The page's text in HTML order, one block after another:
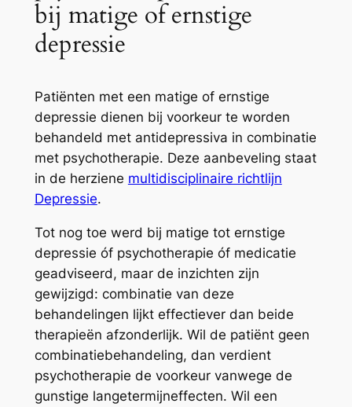
bij matige of ernstige
depressie
Patiënten met een matige of ernstige
depressie dienen bij voorkeur te worden
behandeld met antidepressiva in combinatie
met psychotherapie. Deze aanbeveling staat
in de herziene multidisciplinaire richtlijn
Depressie.
Tot nog toe werd bij matige tot ernstige
depressie óf psychotherapie óf medicatie
geadviseerd, maar de inzichten zijn
gewijzigd: combinatie van deze
behandelingen lijkt effectiever dan beide
therapieën afzonderlijk. Wil de patiënt geen
combinatiebehandeling, dan verdient
psychotherapie de voorkeur vanwege de
gunstige langetermijneffecten. Wil een